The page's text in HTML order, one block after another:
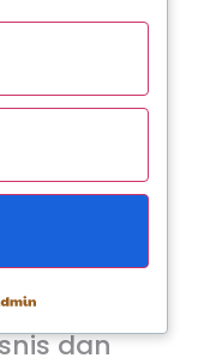
pada
lebih
dan